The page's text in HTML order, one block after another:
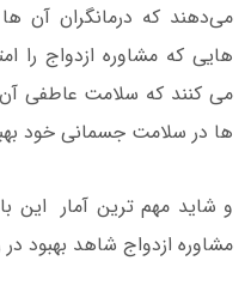
می‌دهند که درمانگران آن ها
می کنند که سلامت عاطفی
ها در سلامت جسمانی خود
و شاید مهم ترین آمار این
مشاوره ازدواج شاهد بهبود